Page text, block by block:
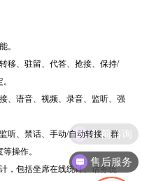
。
移、驻留、代答、抢接、保持/
、语音、视频、录音、监听、强
听、禁话、手动/自动转接、群
操作。
，包括坐席在线统计、话务统
售前咨询
售后服务